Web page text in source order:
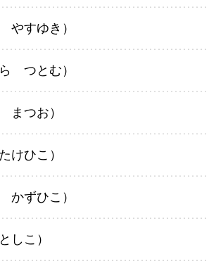
すゆき）
つとむ）
つお）
ひこ）
ずひこ）
こ）